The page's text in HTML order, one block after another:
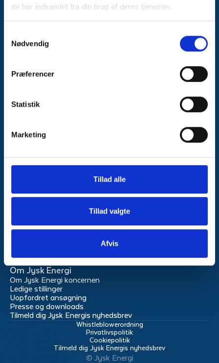
de har indsamlet fra din brug af deres tjenester.
Nødvendig
Præferencer
Statistik
Marketing
Tillad alle
Tillad valgte
Afvis
Jysk Energi A/S
Skivevej 120
Kundeservice
kundeservice@jyskenergi.dk
Mandag og torsdag:
Tirsdag, onsdag og fredag:
kl. 9.00 til 15.00
Produkter
El
Om Jysk Energi
Om Jysk Energi koncernen
Ledige stillinger
Uopfordret ansøgning
Presse og downloads
Tilmeld dig Jysk Energis nyhedsbrev
© Jysk Energi
Whistleblowerordning
Privatlivspolitik
Cookiepolitik
Tilmeld dig Jysk Energis nyhedsbrev